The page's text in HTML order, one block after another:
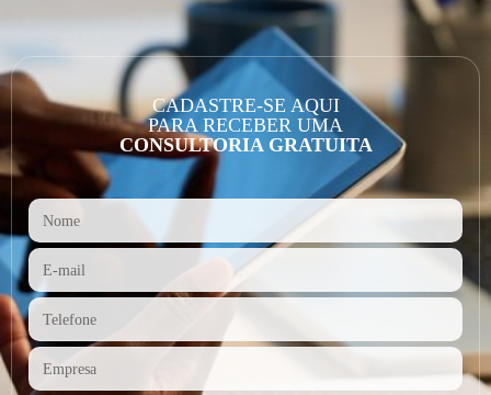
CADASTRE-SE AQUI
PARA RECEBER UMA
CONSULTORIA GRATUITA